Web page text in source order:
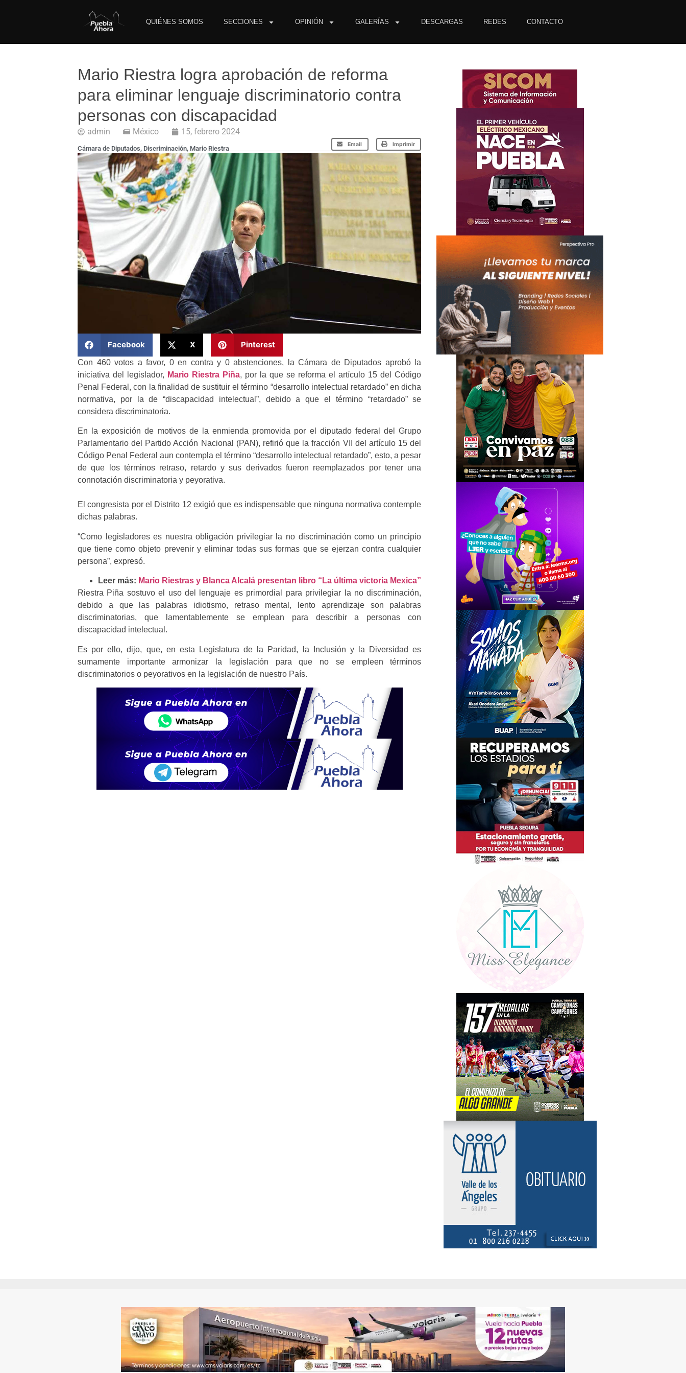
QUIÉNES SOMOS SECCIONES OPINIÓN GALERÍAS DESCARGAS REDES CONTACTO
Mario Riestra logra aprobación de reforma
para eliminar lenguaje discriminatorio contra
personas con discapacidad
admin México 15, febrero 2024
Email Imprimir
Cámara de Diputados, Discriminación, Mario Riestra
Facebook X Pinterest
Con 460 votos a favor, 0 en contra y 0 abstenciones, la Cámara de Diputados aprobó la
iniciativa del legislador, Mario Riestra Piña, por la que se reforma el artículo 15 del Código
Penal Federal, con la finalidad de sustituir el término “desarrollo intelectual retardado” en dicha
normativa, por la de “discapacidad intelectual”, debido a que el término “retardado” se
considera discriminatoria.
En la exposición de motivos de la enmienda promovida por el diputado federal del Grupo
Parlamentario del Partido Acción Nacional (PAN), refirió que la fracción VII del artículo 15 del
Código Penal Federal aun contempla el término “desarrollo intelectual retardado”, esto, a pesar
de que los términos retraso, retardo y sus derivados fueron reemplazados por tener una
connotación discriminatoria y peyorativa.
El congresista por el Distrito 12 exigió que es indispensable que ninguna normativa contemple
dichas palabras.
“Como legisladores es nuestra obligación privilegiar la no discriminación como un principio
que tiene como objeto prevenir y eliminar todas sus formas que se ejerzan contra cualquier
persona”, expresó.
Leer más: Mario Riestras y Blanca Alcalá presentan libro “La última victoria Mexica”
Riestra Piña sostuvo el uso del lenguaje es primordial para privilegiar la no discriminación,
debido a que las palabras idiotismo, retraso mental, lento aprendizaje son palabras
discriminatorias, que lamentablemente se emplean para describir a personas con
discapacidad intelectual.
Es por ello, dijo, que, en esta Legislatura de la Paridad, la Inclusión y la Diversidad es
sumamente importante armonizar la legislación para que no se empleen términos
discriminatorios o peyorativos en la legislación de nuestro País.